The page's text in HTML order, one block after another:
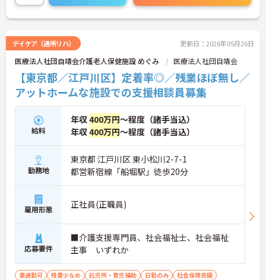
デイケア（通所リハ） 更新日：2026年05月26日
医療法人社団自靖会介護老人保健施設 めぐみ 医療法人社団自靖会
【東京都／江戸川区】定着率◎／残業ほぼ無し／
アットホームな施設での支援相談員募集
給料
年収400万円～程度（諸手当込）
年収400万円～程度（諸手当込）
勤務地
東京都 江戸川区 東小松川2-7-1
都営新宿線「船堀駅」徒歩20分
雇用形態 正社員(正職員)
応募要件
■介護支援専門員、社会福祉士、社会福祉
主事 いずれか
車通勤可 残業少なめ 託児所・育児補助 日勤のみ
社会保険完備